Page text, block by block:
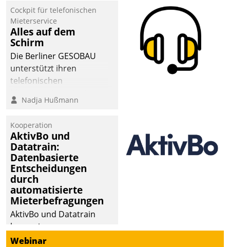
Cockpit für telefonischen
Mieterservice
Alles auf dem
Schirm
Die Berliner GESOBAU
unterstützt ihren
telefonischen
digitalen Cockpit, das
passende Fragen und
Schlagworte auswirft.
Eine intuitive
Dialogführung ermöglicht
dem externen
Serviceteam, Anrufe von
Mietenden zügiger und
effizienter zu bearbeiten.
Nadja Hußmann
Kooperation
AktivBo und
Datatrain:
Datenbasierte
Entscheidungen
durch
automatisierte
Mieterbefragungen
AktivBo und Datatrain
kooperieren –
Immobilienunternehmen
Webinar